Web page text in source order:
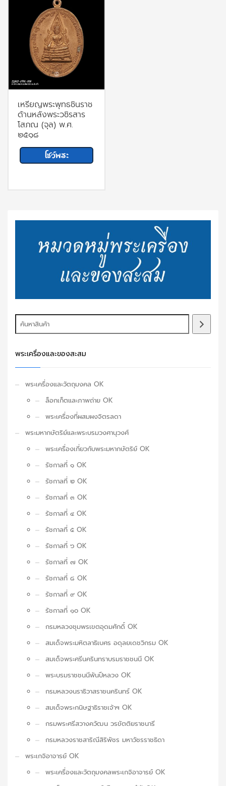
เหรียญพระพุทธชินราช
ด้านหลังพระวชิรสาร
โสภณ (จุล) พ.ศ.
๒๕๑๘
พระเครื่องและของสะสม
พระเครื่องและวัตถุมงคล OK
ล็อกเก็ตและภาพถ่าย OK
พระเครื่องที่ผสมผงจิตรลดา
พระมหากษัตริย์และพระบรมวงศานุวงศ์
พระเครื่องเกี่ยวกับพระมหากษัตริย์ OK
รัชกาลที่ ๑ OK
รัชกาลที่ ๒ OK
รัชกาลที่ ๓ OK
รัชกาลที่ ๔ OK
รัชกาลที่ ๕ OK
รัชกาลที่ ๖ OK
รัชกาลที่ ๗ OK
รัชกาลที่ ๘ OK
รัชกาลที่ ๙ OK
รัชกาลที่ ๑๐ OK
กรมหลวงชุมพรเขตอุดมศักดิ์ OK
สมเด็จพระมหิตลาธิเบศร อดุลยเดชวิกรม OK
สมเด็จพระศรีนครินทราบรมราชชนนี OK
พระบรมราชชนนีพันปีหลวง OK
กรมหลวงนราธิวาสราชนครินทร์ OK
สมเด็จพระกนิษฐาธิราชเจ้าฯ OK
กรมพระศรีสวางควัฒน วรขัตติยราชนารี
กรมหลวงราชสาริณีสิริพัชร มหาวัชรราชธิดา
พระเกจิอาจารย์ OK
พระเครื่องและวัตถุมงคลพระเกจิอาจารย์ OK